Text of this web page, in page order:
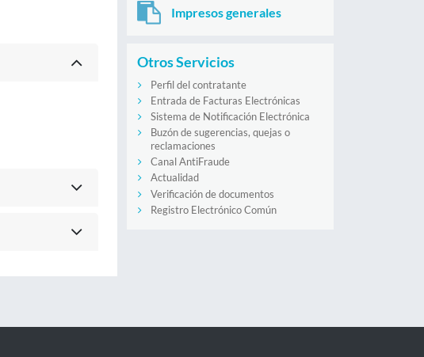
Impresos generales
Otros Servicios
Perfil del contratante
Entrada de Facturas Electrónicas
Sistema de Notificación Electrónica
Buzón de sugerencias, quejas o
reclamaciones
Canal AntiFraude
Actualidad
Verificación de documentos
Registro Electrónico Común